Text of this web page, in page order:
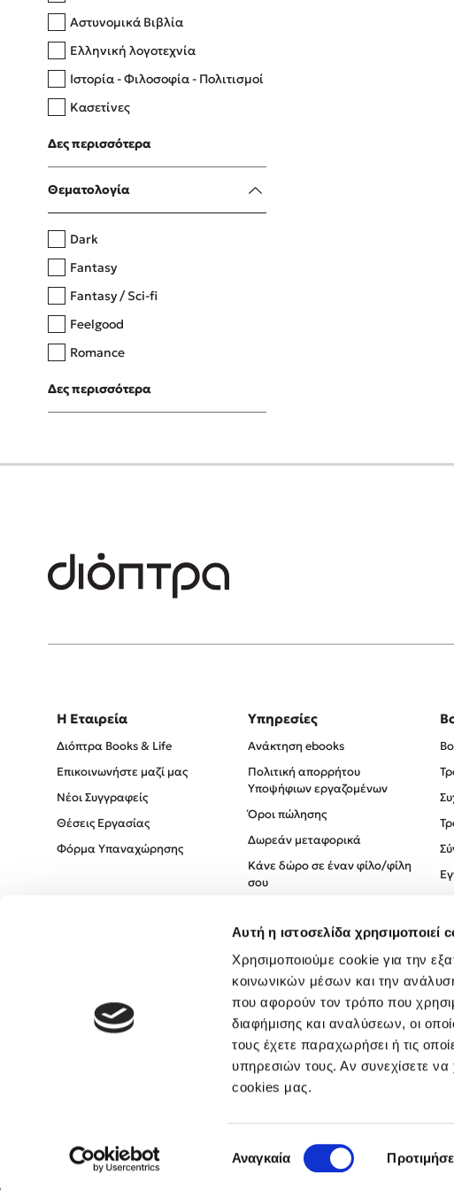
Αυτή η ιστοσελίδα χρησιμοποιεί
Χρησιμοποιούμε cookie για την
κοινωνικών μέσων και την
που αφορούν τον τρόπο που
διαφήμισης και αναλύσεων, οι
τους έχετε παραχωρήσει ή τις
υπηρεσιών τους. Αν συνεχίσετε να
cookies μας.
συγκατάθεσης
Αναγκαία
Δανάη Δεληγεώργη
Πάνω, κάτω, μπροστά, πίσω
Η μέθοδος Αφήστε τους
Αστυνομικά Βιβλία
Ελληνική λογοτεχνία
Ιστορία - Φιλοσοφία - Πολιτισμοί
Κασετίνες
Λευκώματα - Έγχρωμοι οδηγοί
Μαγειρική
Δες περισσότερα
Θεματολογία
Dark
Fantasy
Fantasy / Sci-fi
Feelgood
Romance
Upmarket
Young Adult
Δες περισσότερα
Η Εταιρεία
Διόπτρα Books & Life
Επικοινωνήστε μαζί μας
Νέοι Συγγραφείς
Θέσεις Εργασίας
Φόρμα Υπαναχώρησης
Υπηρεσίες
Ανάκτηση ebooks
Πολιτική απορρήτου
Υποψήφιων εργαζομένων
Όροι πώλησης
Δωρεάν μεταφορικά
Κάνε δώρο σε έναν φίλο/φίλη
σου
Πολιτική Απορρήτου
Όροι χρήσης